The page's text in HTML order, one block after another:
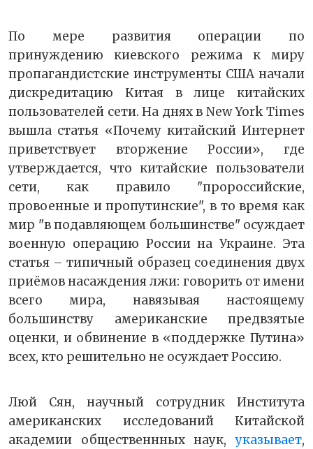
По мере развития операции по
принуждению киевского режима к миру
пропагандистские инструменты США начали
дискредитацию Китая в лице китайских
пользователей сети. На днях в New York Times
вышла статья «Почему китайский Интернет
приветствует вторжение России», где
утверждается, что китайские пользователи
сети, как правило "пророссийские,
провоенные и пропутинские", в то время как
мир "в подавляющем большинстве" осуждает
военную операцию России на Украине. Эта
статья – типичный образец соединения двух
приёмов насаждения лжи: говорить от имени
всего мира, навязывая настоящему
большинству американские предвзятые
оценки, и обвинение в «поддержке Путина»
всех, кто решительно не осуждает Россию.
Люй Сян, научный сотрудник Института
американских исследований Китайской
академии общественнных наук,указывает,